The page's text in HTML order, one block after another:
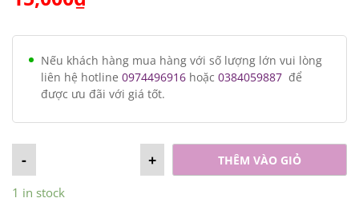
Nếu khách hàng mua hàng với số lượng lớn vui lòng
liên hệ hotline 0974496916 hoặc 0384059887 để
được ưu đãi với giá tốt.
+
- THÊM VÀO GIỎ
1 in stock